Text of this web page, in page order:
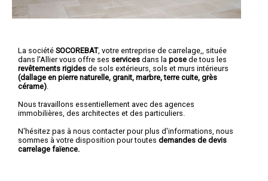
La société SOCOREBAT, votre entreprise de carrelage,
, située
dans l'Allier vous offre ses services dans la pose de tous les
revêtements rigides de sols extérieurs, sols et murs intérieurs
(dallage en pierre naturelle, granit, marbre, terre cuite, grès
cérame)
Nous travaillons essentiellement avec des agences
immobilières, des architectes et des particuliers.
N'hésitez pas à nous contacter pour plus d'informations, nous
sommes à votre disposition pour toutes demandes de devis
carrelage faïence.